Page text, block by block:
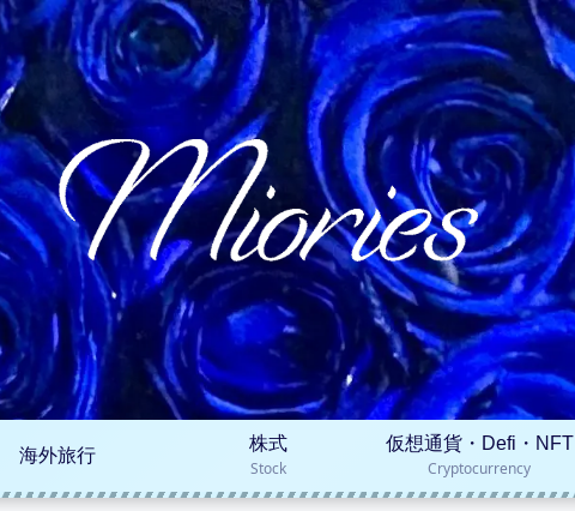
海外旅行
株式
Stock
仮想通貨・Defi・NFT
Cryptocurrency